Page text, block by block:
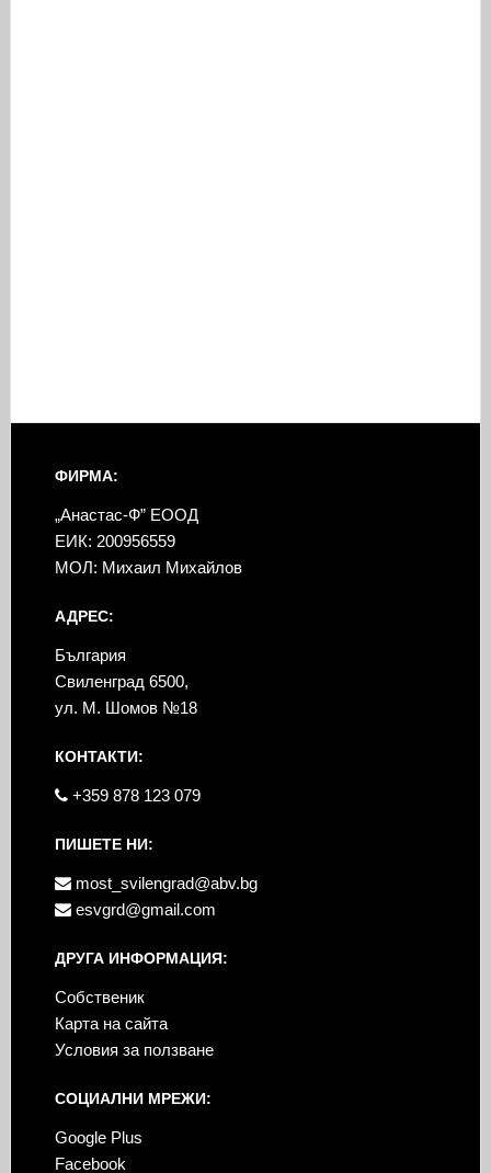
ФИРМА:
„Анастас-Ф” ЕООД
ЕИК: 200956559
МОЛ: Михаил Михайлов
АДРЕС:
България
Свиленград 6500,
ул. М. Шомов №18
КОНТАКТИ:
+359 878 123 079
ПИШЕТЕ НИ:
most_svilengrad@abv.bg
esvgrd@gmail.com
ДРУГА ИНФОРМАЦИЯ:
Собственик
Карта на сайта
Условия за ползване
СОЦИАЛНИ МРЕЖИ:
Google Plus
Facebook